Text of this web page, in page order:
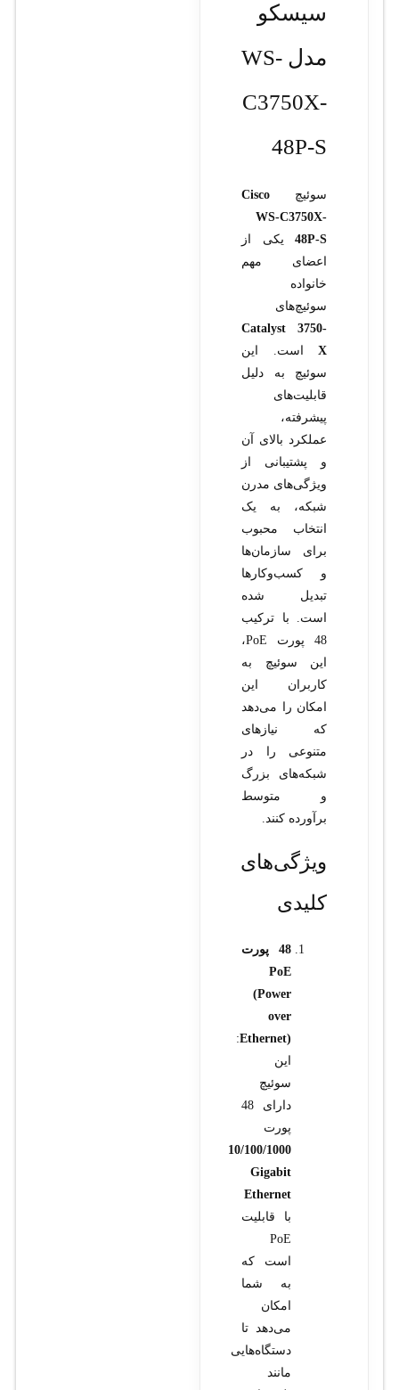
سيسکو
مدل WS-
C3750X-
48P-S
سوئیچ Cisco
WS-C3750X-
48P-Sیکی از
اعضای مهم
خانواده
سوئیچ‌های
Catalyst 3750-
Xاست. این
سوئیچ به دلیل
قابلیت‌های
پیشرفته،
عملکرد بالای آن
و پشتیبانی از
ویژگی‌های مدرن
شبکه، به یک
انتخاب محبوب
برای سازمان‌ها
و کسب‌وکارها
تبدیل شده
است. با ترکیب
48 پورت PoE،
این سوئیچ به
کاربران این
امکان را می‌دهد
که نیازهای
متنوعی را در
شبکه‌های بزرگ
و متوسط
برآورده کنند.
ویژگی‌های
کلیدی
48 پورت
PoE
(Power
over
Ethernet)
:
این
سوئیچ
دارای 48
پورت
10/100/1000
Gigabit
Ethernet
با قابلیت
PoE
است که
به شما
امکان
می‌دهد تا
دستگاه‌هایی
مانند